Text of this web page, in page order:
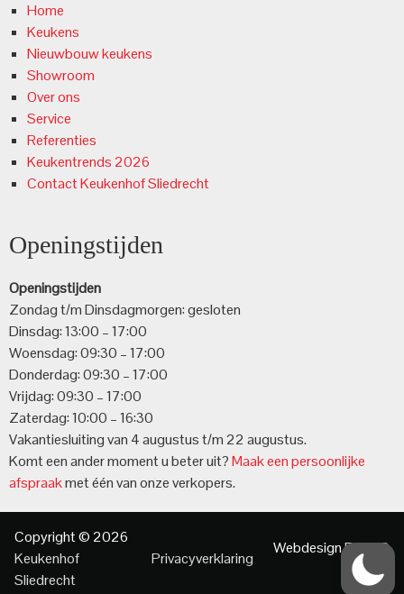
Home
Keukens
Nieuwbouw keukens
Showroom
Over ons
Service
Referenties
Keukentrends 2026
Contact Keukenhof Sliedrecht
Openingstijden
Openingstijden
Zondag t/m Dinsdagmorgen: gesloten
Dinsdag: 13:00 – 17:00
Woensdag: 09:30 – 17:00
Donderdag: 09:30 – 17:00
Vrijdag: 09:30 – 17:00
Zaterdag: 10:00 – 16:30
Vakantiesluiting van 4 augustus t/m 22 augustus.
Komt een ander moment u beter uit?Maak een persoonlijke
afspraakmet één van onze verkopers.
Copyright © 2026
Keukenhof
Sliedrecht
Privacyverklaring
WebdesignEssie Q
design